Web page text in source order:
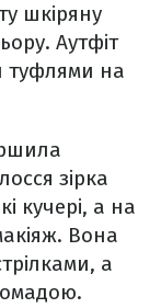
шкіряну
Аутфіт
туфлями на
зірка
кучері, а на
Вона
а